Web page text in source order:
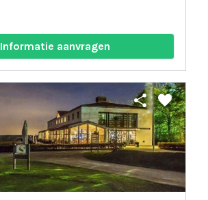
Informatie aanvragen
share favorite